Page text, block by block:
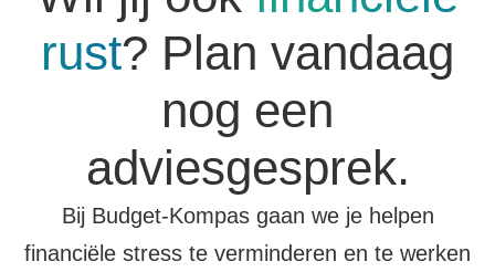
rust? Plan vandaag
nog een
adviesgesprek.
Bij Budget-Kompas gaan we je helpen
financiële stress te verminderen en te werken